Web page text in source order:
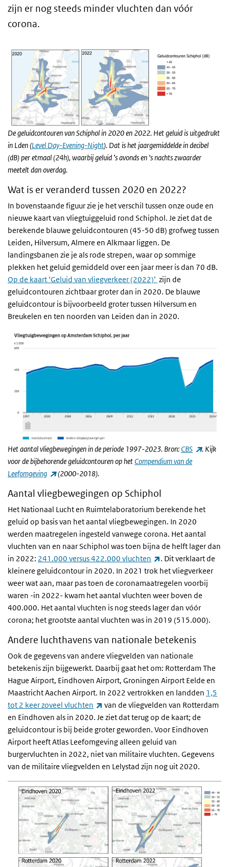
zijn er nog steeds minder vluchten dan vóór
corona.
De geluidcontouren van Schiphol in 2020 en 2022. Het geluid is uitgedrukt
in Lden (Level Day-Evening-Night). Dat is het jaargemiddelde in decibel
(dB) per etmaal (24h), waarbij geluid ’s avonds en ‘s nachts zwaarder
meetelt dan overdag.
Wat is er veranderd tussen 2020 en 2022?
In bovenstaande figuur zie je het verschil tussen onze oude en
nieuwe kaart van vliegtuiggeluid rond Schiphol. Je ziet dat de
berekende blauwe geluidcontouren (45-50 dB) grofweg tussen
Leiden, Hilversum, Almere en Alkmaar liggen. De
landingsbanen zie je als rode strepen, waar op sommige
plekken het geluid gemiddeld over een jaar meer is dan 70 dB.
Op de kaart ‘Geluid van vliegverkeer (2022)’ zijn de
geluidcontouren zichtbaar groter dan in 2020. De blauwe
geluidcontour is bijvoorbeeld groter tussen Hilversum en
Breukelen en ten noorden van Leiden dan in 2020.
Het aantal vliegbewegingen in de periode 1997-2023. Bron: CBS (externe
. Kijk
voor de bijbehorende geluidcontouren op het Compendium van de
Leefomgeving
(externe link)
(2000-2018).
Aantal vliegbewegingen op Schiphol
Het Nationaal Lucht en Ruimtelaboratorium berekende het
geluid op basis van het aantal vliegbewegingen. In 2020
werden maatregelen ingesteld vanwege corona. Het aantal
vluchten van en naar Schiphol was toen bijna de helft lager dan
in 2022: 241.000 versus 422.000 vluchten (externe link)
. Dit verklaart de
kleinere geluidcontour in 2020. In 2021 trok het vliegverkeer
weer wat aan, maar pas toen de coronamaatregelen voorbij
waren -in 2022- kwam het aantal vluchten weer boven de
400.000. Het aantal vluchten is nog steeds lager dan vóór
corona; het grootste aantal vluchten was in 2019 (515.000).
Andere luchthavens van nationale betekenis
Ook de gegevens van andere vliegvelden van nationale
betekenis zijn bijgewerkt. Daarbij gaat het om: Rotterdam The
Hague Airport, Eindhoven Airport, Groningen Airport Eelde en
Maastricht Aachen Airport. In 2022 vertrokken en landden 1,5
tot 2 keer zoveel vluchten
(externe link)
van de vliegvelden van Rotterdam
en Eindhoven als in 2020. Je ziet dat terug op de kaart; de
geluidcontour is bij beide groter geworden. Voor Eindhoven
Airport heeft Atlas Leefomgeving alleen geluid van
burgervluchten in 2022, niet van militaire vluchten. Gegevens
van de militaire vliegvelden en Lelystad zijn nog uit 2020.